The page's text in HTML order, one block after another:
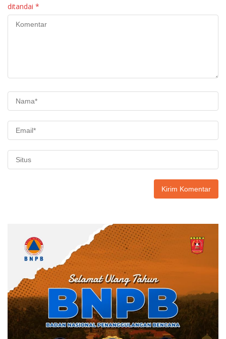
ditandai *